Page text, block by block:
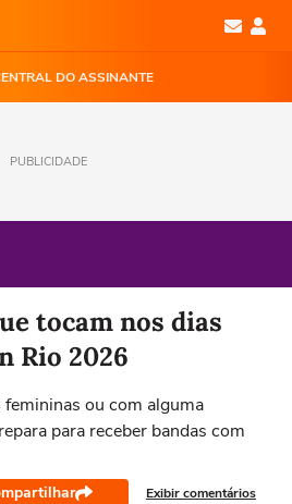
DO ASSINANTE
PUBLICIDADE
tocam nos dias
Rio 2026
ou com alguma
para receber bandas com
Exibir comentários